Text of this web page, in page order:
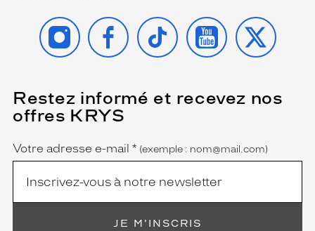
INSTAGRAMFACEBOOK
TIKTOK YOUTUBE
X
Restez informé et recevez nos
offres KRYS
Name
Votre adresse e-mail *
(Ce
champ
est
obligatoire)
(exemple : nom@mail.com)
JE M'INSCRIS